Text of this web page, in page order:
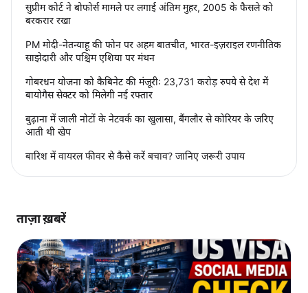
सुप्रीम कोर्ट ने बोफोर्स मामले पर लगाई अंतिम मुहर, 2005 के फैसले को
बरकरार रखा
PM मोदी-नेतन्याहू की फोन पर अहम बातचीत, भारत-इज़राइल रणनीतिक
साझेदारी और पश्चिम एशिया पर मंथन
गोबरधन योजना को कैबिनेट की मंजूरी: 23,731 करोड़ रुपये से देश में
बायोगैस सेक्टर को मिलेगी नई रफ्तार
बुढ़ाना में जाली नोटों के नेटवर्क का खुलासा, बैंगलौर से कोरियर के जरिए
आती थी खेप
बारिश में वायरल फीवर से कैसे करें बचाव? जानिए जरूरी उपाय
ताज़ा ख़बरें